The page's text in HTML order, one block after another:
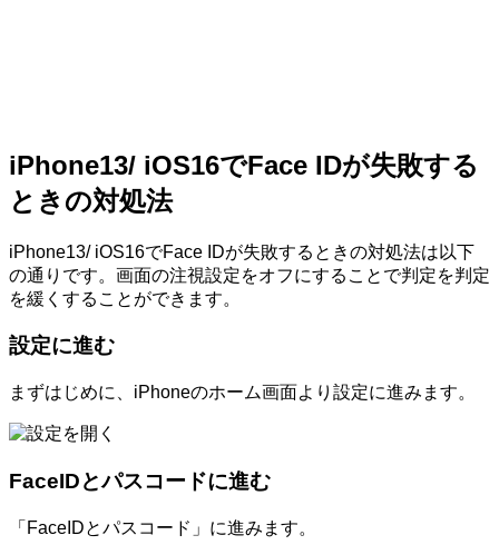
iPhone13/ iOS16でFace IDが失敗する
ときの対処法
iPhone13/ iOS16でFace IDが失敗するときの対処法は以下
の通りです。画面の注視設定をオフにすることで判定を判定
を緩くすることができます。
設定に進む
まずはじめに、iPhoneのホーム画面より設定に進みます。
FaceIDとパスコードに進む
「FaceIDとパスコード」に進みます。